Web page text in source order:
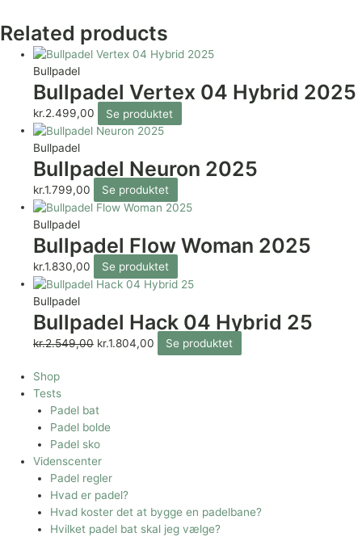
Related products
Bullpadel
Bullpadel Vertex 04 Hybrid 2025
kr.2.499,00 Se produktet
Bullpadel
Bullpadel Neuron 2025
kr.1.799,00 Se produktet
Bullpadel
Bullpadel Flow Woman 2025
kr.1.830,00 Se produktet
Bullpadel
Bullpadel Hack 04 Hybrid 25
kr.2.549,00 kr.1.804,00 Se produktet
Shop
Tests
Padel bat
Padel bolde
Padel sko
Videnscenter
Padel regler
Hvad er padel?
Hvad koster det at bygge en padelbane?
Hvilket padel bat skal jeg vælge?